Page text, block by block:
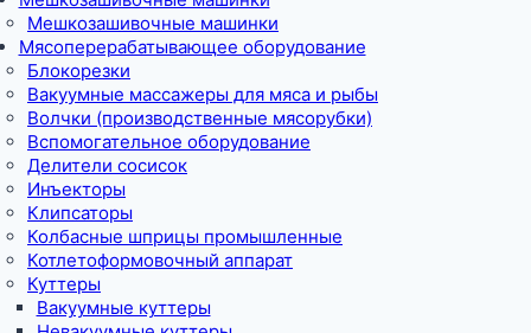
Мешкозашивочные машинки
Мясоперерабатывающее оборудование
Блокорезки
Вакуумные массажеры для мяса и рыбы
Волчки (производственные мясорубки)
Вспомогательное оборудование
Делители сосисок
Инъекторы
Клипсаторы
Колбасные шприцы промышленные
Котлетоформовочный аппарат
Куттеры
Вакуумные куттеры